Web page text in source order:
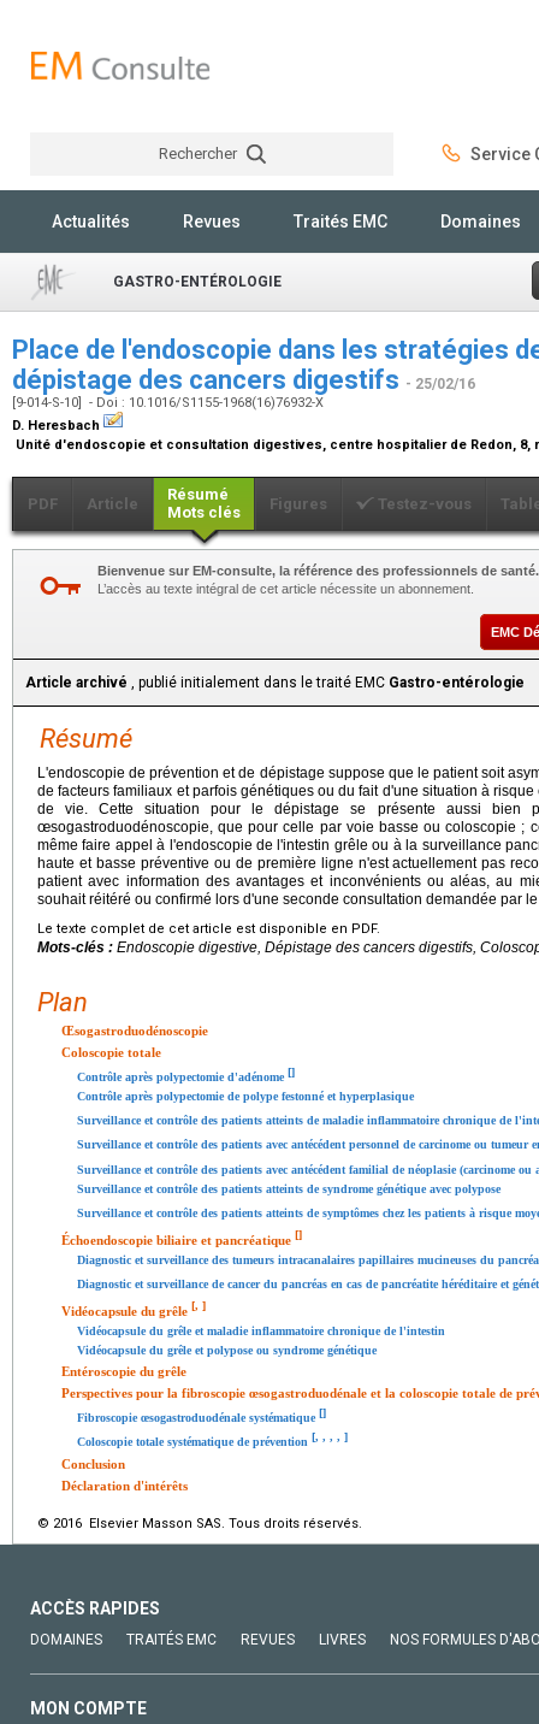
Rechercher Service
Actualités Revues Traités EMC Domaines
GASTRO-ENTÉROLOGIE
Place de l'endoscopie dans les stratégies
dépistage des cancers digestifs - 25/02/16
[9-014-S-10] - Doi : 10.1016/S1155-1968(16)76932-X
D. Heresbach
Unité d'endoscopie et consultation digestives, centre hospitalier de Redon, 8,
PDF Article
Résumé
Mots clés
Figures Testez-vous
Bienvenue sur EM-consulte, la référence des professionnels de santé.
L’accès au texte intégral de cet article nécessite un abonnement.
EMC
Article archivé , publié initialement dans le traité EMC Gastro-entérologie
Résumé
L'endoscopie de prévention et de dépistage suppose que le patient soit
de facteurs familiaux et parfois génétiques ou du fait d'une situation à
de vie. Cette situation pour le dépistage se présente aussi bien
œsogastroduodénoscopie, que pour celle par voie basse ou coloscopie ;
même faire appel à l'endoscopie de l'intestin grêle ou à la surveillance
haute et basse préventive ou de première ligne n'est actuellement pas
patient avec information des avantages et inconvénients ou aléas, au
souhait réitéré ou confirmé lors d'une seconde consultation demandée par
Le texte complet de cet article est disponible en PDF.
Mots-clés : Endoscopie digestive, Dépistage des cancers digestifs,
Plan
Œsogastroduodénoscopie
Coloscopie totale
Contrôle après polypectomie d'adénome[]
Contrôle après polypectomie de polype festonné et hyperplasique
Surveillance et contrôle des patients atteints de maladie inflammatoire chronique de
Surveillance et contrôle des patients avec antécédent personnel de carcinome ou
Surveillance et contrôle des patients avec antécédent familial de néoplasie (carcinome ou
Surveillance et contrôle des patients atteints de syndrome génétique avec polypose
Surveillance et contrôle des patients atteints de symptômes chez les patients à risque
Échoendoscopie biliaire et pancréatique []
Diagnostic et surveillance des tumeurs intracanalaires papillaires mucineuses du
Diagnostic et surveillance de cancer du pancréas en cas de pancréatite héréditaire et
Vidéocapsule du grêle [, ]
Vidéocapsule du grêle et maladie inflammatoire chronique de l'intestin
Vidéocapsule du grêle et polypose ou syndrome génétique
Entéroscopie du grêle
Perspectives pour la fibroscopie œsogastroduodénale et la coloscopie totale de
Fibroscopie œsogastroduodénale systématique[]
Coloscopie totale systématique de prévention [, , , , ]
Conclusion
Déclaration d'intérêts
© 2016 Elsevier Masson SAS. Tous droits réservés.
ACCÈS RAPIDES
DOMAINES TRAITÉS EMC REVUES LIVRES NOS FORMULES
MON COMPTE